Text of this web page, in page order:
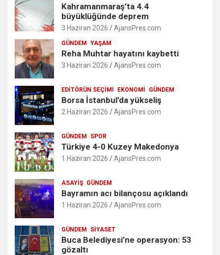
Kahramanmaraş’ta 4.4
büyüklüğünde deprem
3 Haziran 2026 AjansPres.com
GÜNDEM YAŞAM
Reha Muhtar hayatını kaybetti
3 Haziran 2026 AjansPres.com
EDITÖRÜN SEÇIMI EKONOMI GÜNDEM
Borsa İstanbul’da yükseliş
2 Haziran 2026 AjansPres.com
GÜNDEM SPOR
Türkiye 4-0 Kuzey Makedonya
1 Haziran 2026 AjansPres.com
ASAYIŞ GÜNDEM
Bayramın acı bilançosu açıklandı
1 Haziran 2026 AjansPres.com
GÜNDEM SIYASET
Buca Belediyesi’ne operasyon: 53
gözaltı